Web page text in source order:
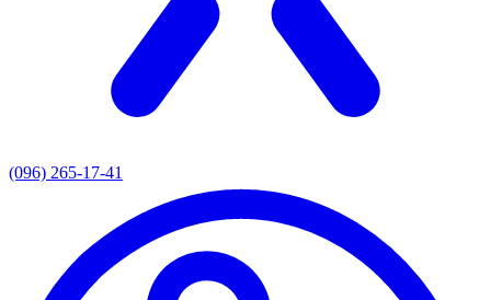
(096) 265-17-41